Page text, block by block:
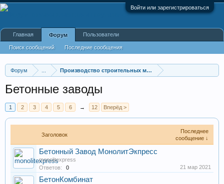
Войти или зарегистрироваться
Форум Производство строительных материалов, оборудования
Бетонные заводы
1 2 3 4 5 6 → 12 Вперёд >
Заголовок
Последнее
сообщение ↓
Бетонный Завод МонолитЭкпресс
monolitexpress
Ответов:
0 21 мар 2021
БетонКомбинат
Главная Форум
Поиск сообщений Последние сообщения
Пользователи